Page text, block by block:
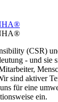
(CSR)
- und sie
sind aktiver
für eine
ein.